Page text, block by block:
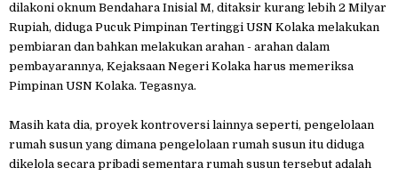
dilakoni oknum Bendahara Inisial M, ditaksir kurang lebih 2 Milyar
Rupiah, diduga Pucuk Pimpinan Tertinggi USN Kolaka melakukan
pembiaran dan bahkan melakukan arahan - arahan dalam
pembayarannya, Kejaksaan Negeri Kolaka harus memeriksa
Pimpinan USN Kolaka. Tegasnya.
Masih kata dia, proyek kontroversi lainnya seperti, pengelolaan
rumah susun yang dimana pengelolaan rumah susun itu diduga
dikelola secara pribadi sementara rumah susun tersebut adalah